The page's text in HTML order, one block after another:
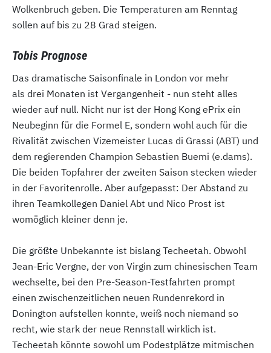
Wolkenbruch geben. Die Temperaturen am Renntag
sollen auf bis zu 28 Grad steigen.
Tobis Prognose
Das dramatische Saisonfinale in London vor mehr
als drei Monaten ist Vergangenheit - nun steht alles
wieder auf null. Nicht nur ist der Hong Kong ePrix ein
Neubeginn für die Formel E, sondern wohl auch für die
Rivalität zwischen Vizemeister Lucas di Grassi (ABT) und
dem regierenden Champion Sebastien Buemi (e.dams).
Die beiden Topfahrer der zweiten Saison stecken wieder
in der Favoritenrolle. Aber aufgepasst: Der Abstand zu
ihren Teamkollegen Daniel Abt und Nico Prost ist
womöglich kleiner denn je.
Die größte Unbekannte ist bislang Techeetah. Obwohl
Jean-Eric Vergne, der von Virgin zum chinesischen Team
wechselte, bei den Pre-Season-Testfahrten prompt
einen zwischenzeitlichen neuen Rundenrekord in
Donington aufstellen konnte, weiß noch niemand so
recht, wie stark der neue Rennstall wirklich ist.
Techeetah könnte sowohl um Podestplätze mitmischen